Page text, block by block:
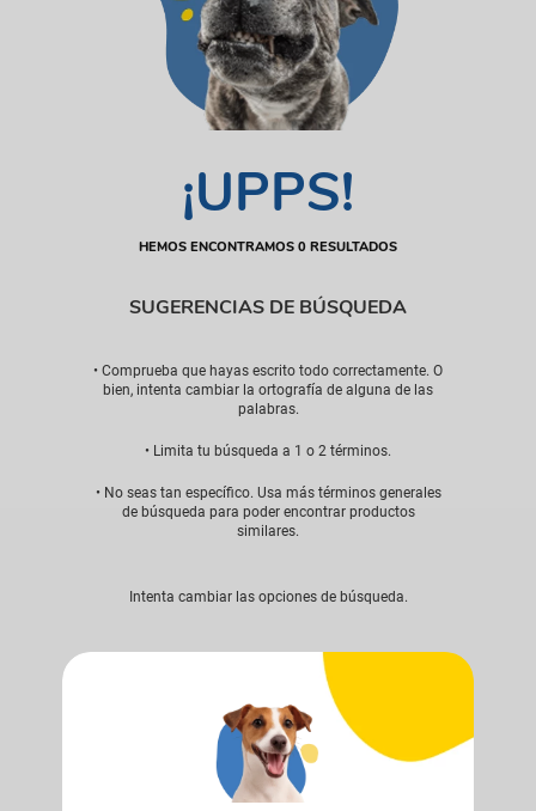
¡UPPS!
HEMOS ENCONTRAMOS 0 RESULTADOS
SUGERENCIAS DE BÚSQUEDA
• Comprueba que hayas escrito todo correctamente. O
bien, intenta cambiar la ortografía de alguna de las
palabras.
• Limita tu búsqueda a 1 o 2 términos.
• No seas tan específico. Usa más términos generales
de búsqueda para poder encontrar productos
similares.
Intenta cambiar las opciones de búsqueda.
VOLVER AL INICIO